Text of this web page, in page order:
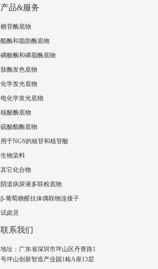
产品&服务
糖苷酶底物
酯酶和脂肪酶底物
磷酸酶和磷脂酶底物
肽酶发色底物
化学发光底物
电化学发光底物
核酸酶底物
硫酸酯酶底物
用于NGS的核苷和核苷酸
生物染料
其它化合物
阴道病尿液多联检底物
β-葡萄糖醛抗体偶联物连接子
试卤灵
联系我们
地址：广东省深圳市坪山区丹青路1
号坪山创新智造产业园1栋A座13层